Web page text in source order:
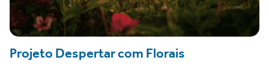
Projeto Despertar com Florais